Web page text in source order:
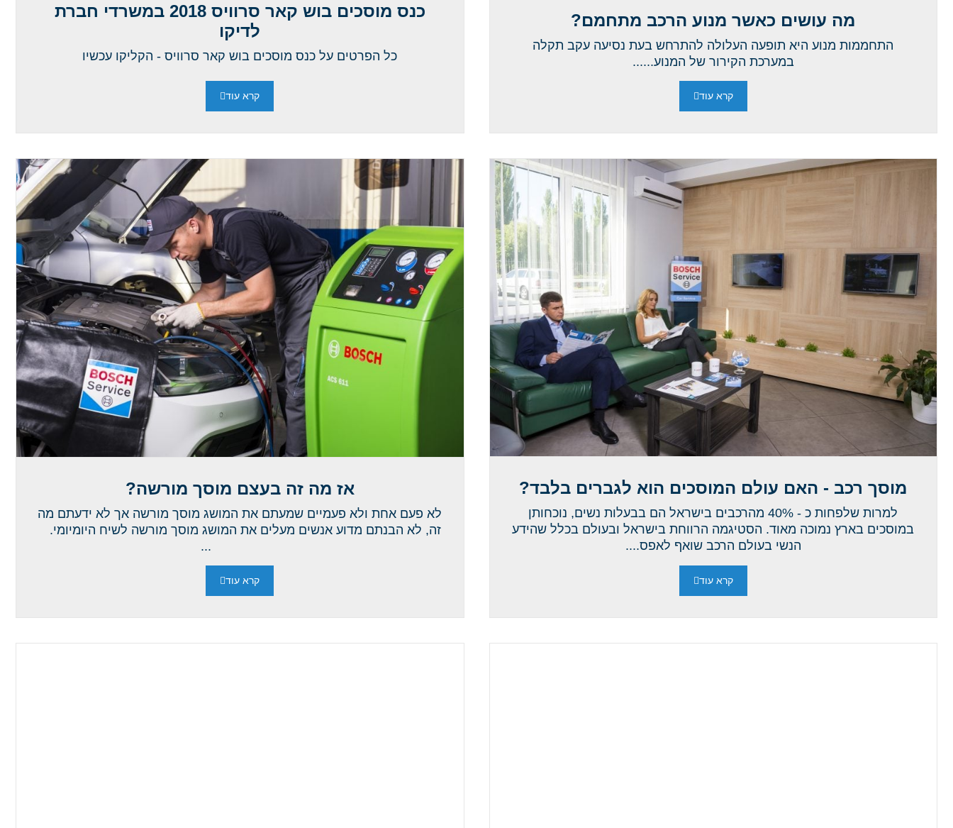
מה עושים כאשר מנוע הרכב מתחמם?
התחממות מנוע היא תופעה העלולה להתרחש בעת נסיעה עקב תקלה
במערכת הקירור של המנוע......
קרא עוד
כנס מוסכים בוש קאר סרוויס 2018 במשרדי חברת
לדיקו
כל הפרטים על כנס מוסכים בוש קאר סרוויס - הקליקו עכשיו
קרא עוד
מוסך רכב - האם עולם המוסכים הוא לגברים בלבד?
למרות שלפחות כ - 40% מהרכבים בישראל הם בבעלות נשים, נוכחותן
במוסכים בארץ נמוכה מאוד. הסטיגמה הרווחת בישראל ובעולם בכלל שהידע
הנשי בעולם הרכב שואף לאפס....
קרא עוד
אז מה זה בעצם מוסך מורשה?
לא פעם אחת ולא פעמיים שמעתם את המושג מוסך מורשה אך לא ידעתם מה
זה, לא הבנתם מדוע אנשים מעלים את המושג מוסך מורשה לשיח היומיומי.
...
קרא עוד